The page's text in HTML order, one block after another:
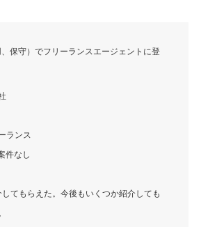
保守）でフリーランスエージェントに登
ランス
件なし
てもらえた。今後もいくつか紹介しても